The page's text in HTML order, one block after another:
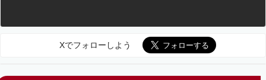
Xでフォローしよう